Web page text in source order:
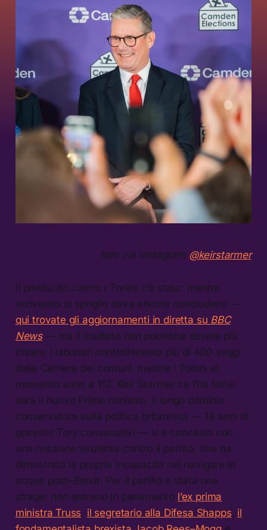
foto via Instagram @keirstarmer
Il plebiscito contro i Tories c’è stato: mentre
scriviamo lo spoglio deve ancora concludersi —
qui trovate gli aggiornamenti in diretta su BBC
News— ma il risultato non potrebbe essere più
chiaro: i laburisti controlleranno più di 400 seggi
della Camera dei comuni, mentre i Tories al
momento sono a 112. Keir Starmer ce l’ha fatta:
sarà il nuovo Primo ministro. Il lungo dominio
conservatore sulla politica britannica — 14 anni di
governo Tory consecutivi — si è concluso con
una reazione virulenta contro il partito, che ha
dimostrato la propria incapacità nel navigare le
acque post–Brexit. Per il partito è stata una
strage: non entrano in parlamento l’ex prima
ministra Truss il segretario alla Difesa Shapps il